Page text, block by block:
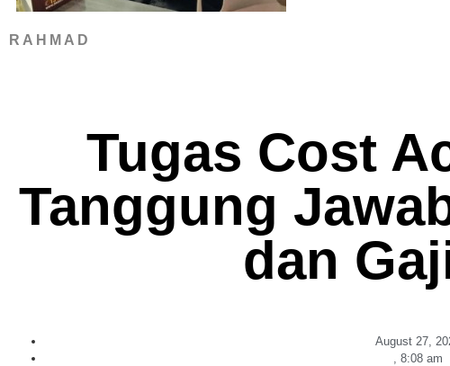
RAHMAD
Tugas Cost
Tanggung
dan
August 27,
8:08 am